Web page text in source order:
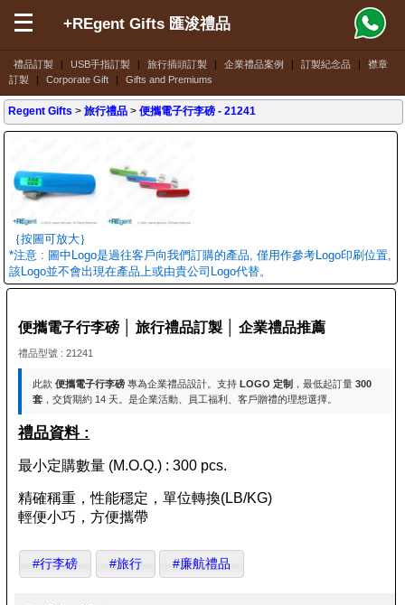
禮品訂製 | USB手指訂製 | 旅行插頭訂製 | 企業禮品案例 | 訂製紀念品 |
襟章
訂製
| Corporate Gift | Gifts and Premiums
+REgent Gifts 匯浚禮品
Regent Gifts >旅行禮品 >便攜電子行李磅 - 21241
｛按圖可放大｝
*注意 : 圖中Logo是過往客戶向我們訂購的產品, 僅用作參考Logo印刷位置,
該Logo並不會出現在產品上或由貴公司Logo代替。
便攜電子行李磅 │ 旅行禮品訂製 │ 企業禮品推薦
禮品型號 : 21241
此款 便攜電子行李磅專為企業禮品設計。支持 LOGO 定制 ，最低起訂量 300
套，交貨期約 14 天。是企業活動、員工福利、客戶贈禮的理想選擇。
禮品資料 :
最小定購數量 (M.O.Q.) : 300 pcs.
精確稱重，性能穩定，單位轉換(LB/KG)
輕便小巧，方便攜帶
#行李磅 #旅行 #廉航禮品